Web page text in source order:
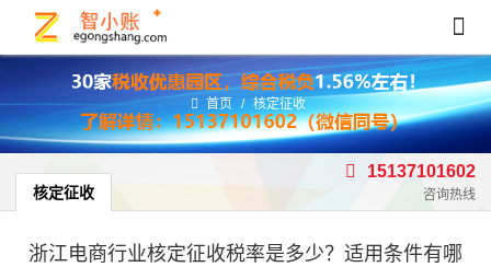
首页 / 核定征收
核定征收
15137101602
咨询热线
浙江电商行业核定征收税率是多少？适用条件有哪